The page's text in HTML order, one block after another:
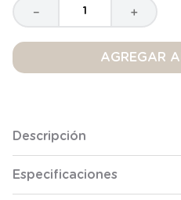
＋
－
AGREGAR
Descripción
Especificaciones